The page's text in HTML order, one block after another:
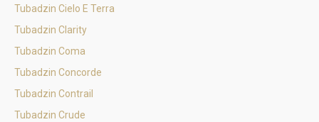
Tubadzin Cielo E Terra
Tubadzin Clarity
Tubadzin Coma
Tubadzin Concorde
Tubadzin Contrail
Tubadzin Crude